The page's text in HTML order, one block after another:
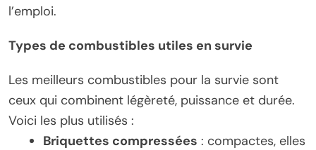
l’emploi.
Types de combustibles utiles en survie
Les meilleurs combustibles pour la survie sont
ceux qui combinent légèreté, puissance et durée.
Voici les plus utilisés :
Briquettes compressées : compactes, elles